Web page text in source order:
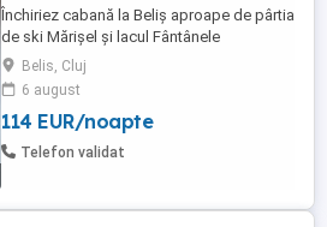
Închiriez cabană la Beliș aproape de pârtia
de ski Mărișel și lacul Fântânele
Belis, Cluj
6 august
114 EUR/noapte
Telefon validat